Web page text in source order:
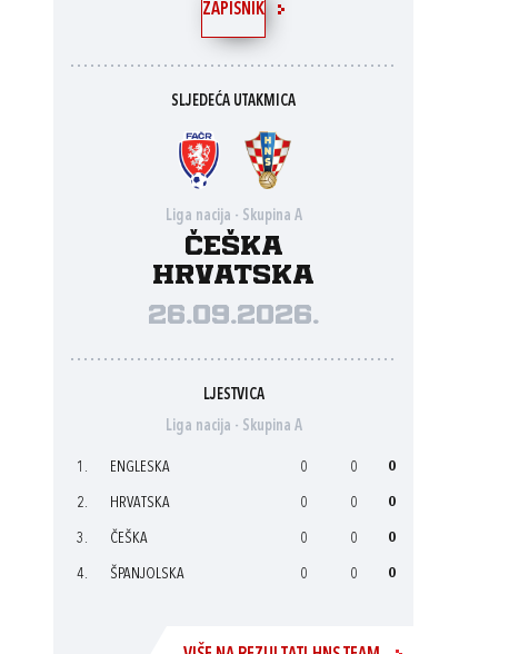
ZAPISNIK
SLJEDEĆA UTAKMICA
Liga nacija - Skupina A
Češka
Hrvatska
26.09.2026.
LJESTVICA
Liga nacija - Skupina A
1. ENGLESKA 0 0 0
2. HRVATSKA 0 0 0
3. ČEŠKA 0 0 0
4. ŠPANJOLSKA 0 0 0